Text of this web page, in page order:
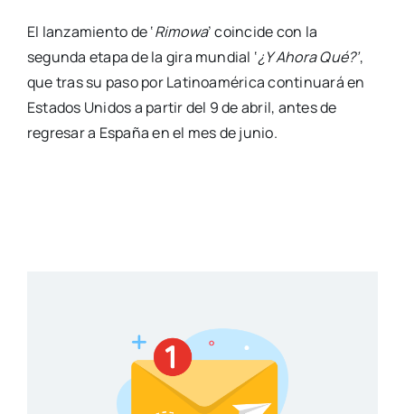
El lanzamiento de ‘Rimowa’ coincide con la
segunda etapa de la gira mundial ‘¿Y Ahora Qué?’,
que tras su paso por Latinoamérica continuará en
Estados Unidos a partir del 9 de abril, antes de
regresar a España en el mes de junio.